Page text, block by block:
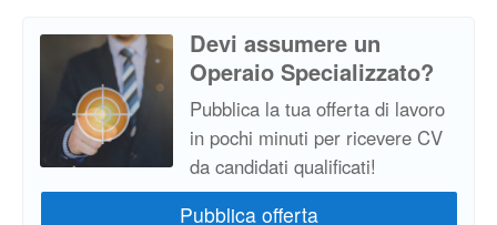
Devi assumere un
Operaio Specializzato?
Pubblica la tua offerta di lavoro
in pochi minuti per ricevere CV
da candidati qualificati!